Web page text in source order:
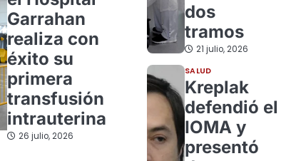
Garrahan
realiza con
éxito su
primera
transfusión
intrauterina
26 julio, 2026
dos
tramos
21 julio, 2026
SALUD
Kreplak
defendió el
IOMA y
presentó